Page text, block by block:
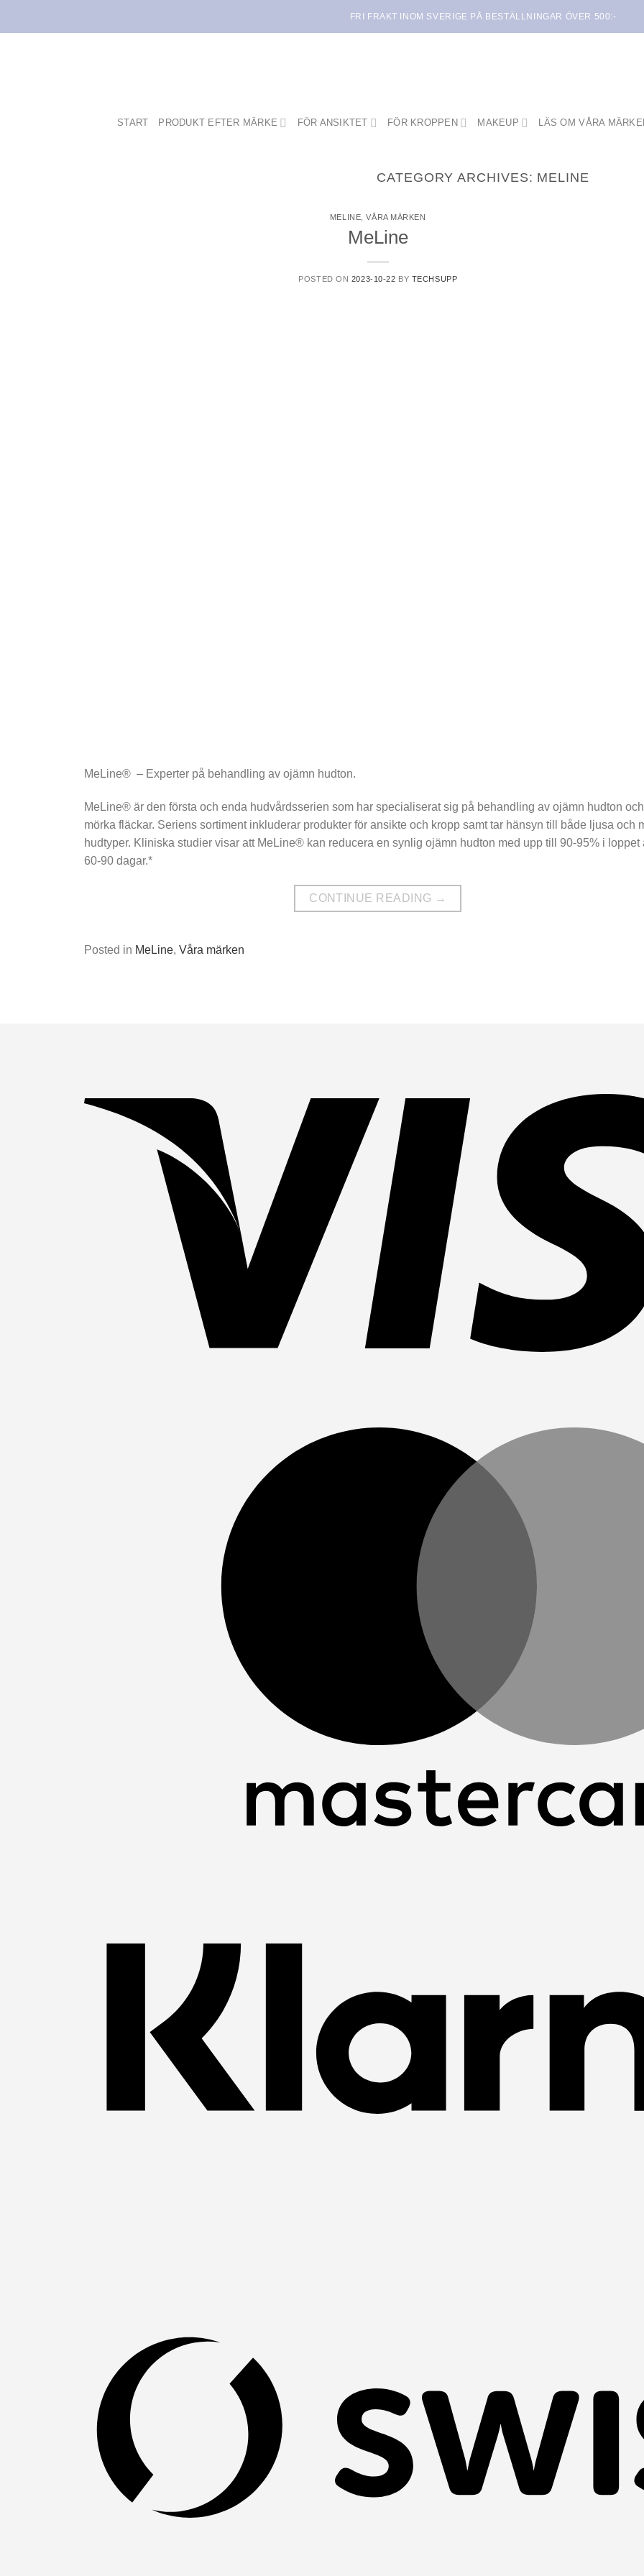
FRI FRAKT INOM SVERIGE PÅ BESTÄLLNINGAR ÖVER 500:-
START PRODUKT EFTER MÄRKE FÖR ANSIKTET FÖR KROPPEN MAKEUP LÄS OM VÅRA
CATEGORY ARCHIVES: MELINE
MELINE ,VÅRA MÄRKEN
MeLine
POSTED ON 2023-10-22 BY TECHSUPP
MeLine® – Experter på behandling av ojämn hudton.
MeLine® är den första och enda hudvårdsserien som har specialiserat sig på behandling av ojämn hudton och
mörka fläckar. Seriens sortiment inkluderar produkter för ansikte och kropp samt tar hänsyn till både ljusa och
hudtyper. Kliniska studier visar att MeLine® kan reducera en synlig ojämn hudton med upp till 90-95% i loppet
60-90 dagar.*
CONTINUE READING →
Posted in MeLine, Våra märken